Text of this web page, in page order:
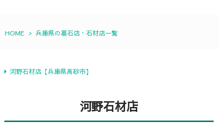
HOME > 兵庫県の墓石店・石材店一覧
河野石材店【兵庫県高砂市】
河野石材店